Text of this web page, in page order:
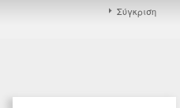
Σύγκριση